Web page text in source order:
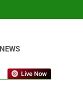
Live Now